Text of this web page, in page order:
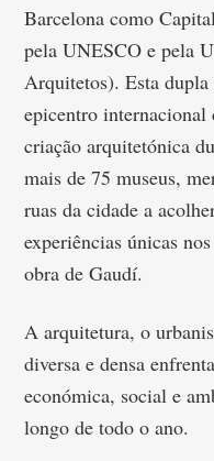
Barcelona como
pela UNESCO e pela
Arquitetos). Esta
epicentro internacional
criação arquitetónica
mais de 75 museus,
ruas da cidade a
experiências únicas
obra de Gaudí.
A arquitetura, o
diversa e densa
económica, social e
longo de todo o ano.